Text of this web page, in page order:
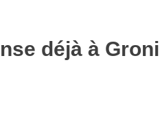
déjà à